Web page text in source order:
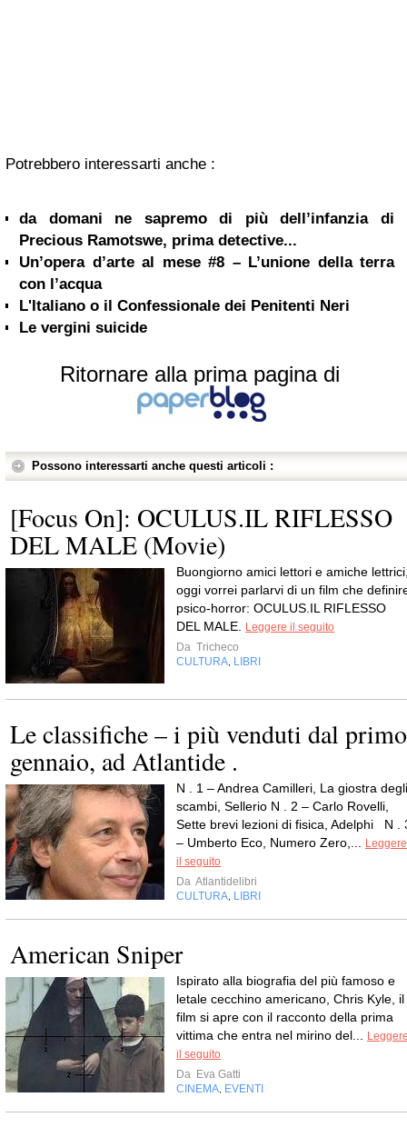
Potrebbero interessarti anche :
da domani ne sapremo di più dell’infanzia di
Precious Ramotswe, prima detective...
Un’opera d’arte al mese #8 – L’unione della terra
con l’acqua
L'Italiano o il Confessionale dei Penitenti Neri
Le vergini suicide
Ritornare alla prima pagina di
Possono interessarti anche questi articoli :
[Focus On]: OCULUS.IL RIFLESSO
DEL MALE (Movie)
Buongiorno amici lettori e amiche
oggi vorrei parlarvi di un film che
psico-horror: OCULUS.IL RIFLESSO
DEL MALE.
Leggere il seguito
Da Tricheco
CULTURA LIBRI
Le classifiche – i più venduti dal primo
gennaio, ad Atlantide .
N . 1 – Andrea Camilleri, La giostra degli
scambi, Sellerio N . 2 – Carlo Rovelli,
Sette brevi lezioni di fisica, Adelphi N .
– Umberto Eco, Numero Zero,...
Leggere
il seguito
Da Atlantidelibri
CULTURA LIBRI
American Sniper
Ispirato alla biografia del più famoso e
letale cecchino americano, Chris Kyle, il
film si apre con il racconto della prima
vittima che entra nel mirino del...
il seguito
Da Eva Gatti
CINEMA EVENTI